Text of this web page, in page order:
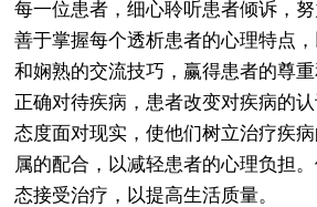
每一位患者，细心聆听患者倾诉，努
善于掌握每个透析患者的心理特点
和娴熟的交流技巧，赢得患者的尊
正确对待疾病，患者改变对疾病的
态度面对现实，使他们树立治疗疾
属的配合，以减轻患者的心理负担
态接受治疗，以提高生活质量。